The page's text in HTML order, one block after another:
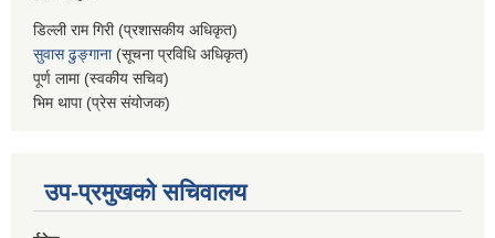
डिल्ली राम गिरी (प्रशासकीय अधिकृत)
सुवास ढुङ्गाना(सूचना प्रविधि अधिकृत)
पूर्ण लामा (स्वकीय सचिव)
भिम थापा (प्रेस संयोजक)
उप-प्रमुखको सचिवालय